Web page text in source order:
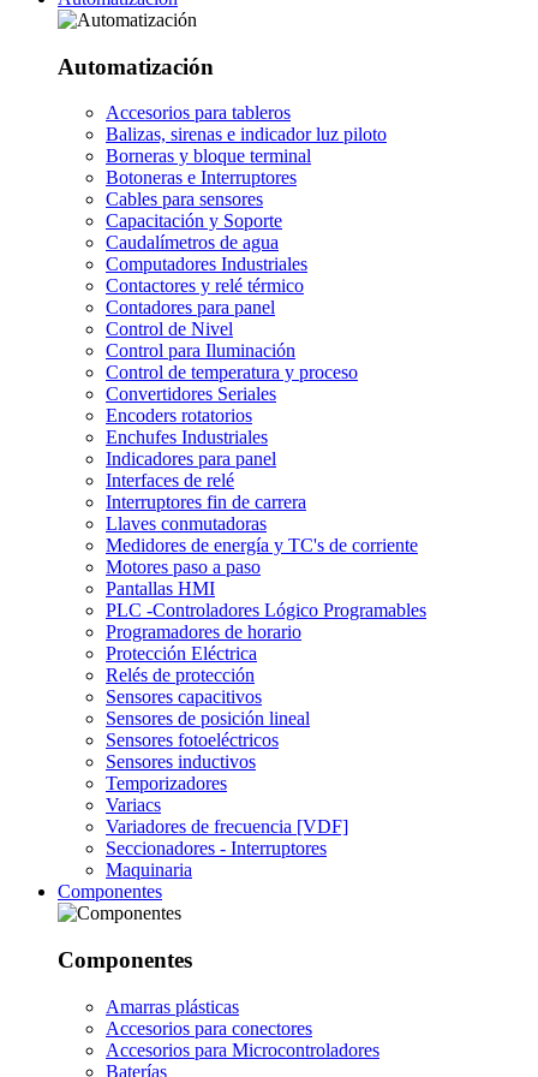
Automatización
Accesorios para tableros
Balizas, sirenas e indicador luz piloto
Borneras y bloque terminal
Botoneras e Interruptores
Cables para sensores
Capacitación y Soporte
Caudalímetros de agua
Computadores Industriales
Contactores y relé térmico
Contadores para panel
Control de Nivel
Control para Iluminación
Control de temperatura y proceso
Convertidores Seriales
Encoders rotatorios
Enchufes Industriales
Indicadores para panel
Interfaces de relé
Interruptores fin de carrera
Llaves conmutadoras
Medidores de energía y TC's de corriente
Motores paso a paso
Pantallas HMI
PLC -Controladores Lógico Programables
Programadores de horario
Protección Eléctrica
Relés de protección
Sensores capacitivos
Sensores de posición lineal
Sensores fotoeléctricos
Sensores inductivos
Temporizadores
Variacs
Variadores de frecuencia [VDF]
Seccionadores - Interruptores
Maquinaria
Componentes
Componentes
Amarras plásticas
Accesorios para conectores
Accesorios para Microcontroladores
Baterías